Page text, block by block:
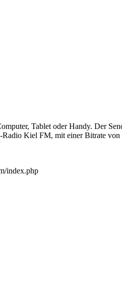
Tablet oder Handy. Der
Kiel FM, mit einer Bitrate
index.php